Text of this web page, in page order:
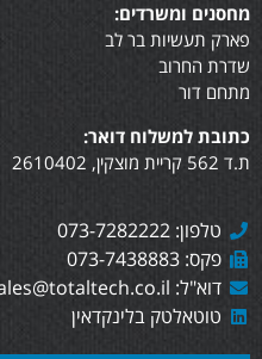
מחסנים ומשרדים:
פארק תעשיות בר לב
שדרת החרוב
מתחם דור
כתובת למשלוח דואר:
ת.ד 562 קריית מוצקין, 2610402
טלפון: 073-7282222
פקס: 073-7438883
דוא"ל: sales@totaltech.co.il
טוטאלטק בלינקדאין